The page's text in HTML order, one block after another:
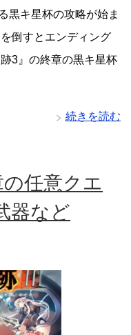
黒キ星杯の攻略が始ま
倒すとエンディング
3』の終章の黒キ星杯
続きを読む
任意クエ
器など